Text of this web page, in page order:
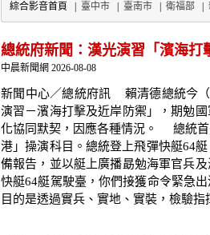
綜合影音首頁 | 臺中市 臺南市 衛福部
總統府新聞：漢光演習「濱海
中晨新聞網 2026-08-08
新聞中心／總統府訊 賴清德總統今
演習－濱海打擊及近岸防禦」，期勉
化協同默契，因應各種情況。 總統首
港」操演科目。總統登上飛彈快艇64
備報告，並以艇上廣播勗勉海軍官兵
快艇64艇駕駛臺，你們接獲命令緊急
目的是透過實兵、實地、實裝，檢驗